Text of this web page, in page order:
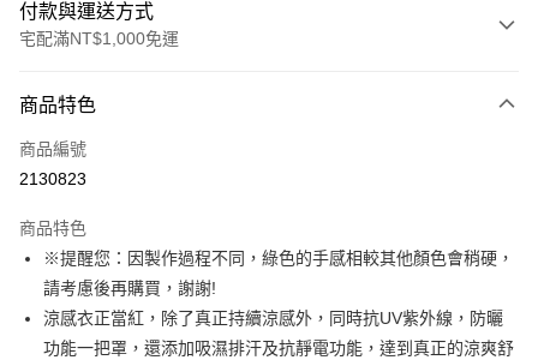
付款與運送方式
宅配滿NT$1,000免運
信用卡一次付款
LINE Pay
街口支付
悠遊付
AFTEE先享後付
商品特色
商品編號
2130823
商品特色
※提醒您：因製作過程不同，綠色的手感相較其他顏色會稍硬，
請考慮後再購買，謝謝!
涼感衣正當紅，除了真正持續涼感外，同時抗UV紫外線，防曬
功能一把罩，還添加吸濕排汗及抗靜電功能，達到真正的涼爽舒